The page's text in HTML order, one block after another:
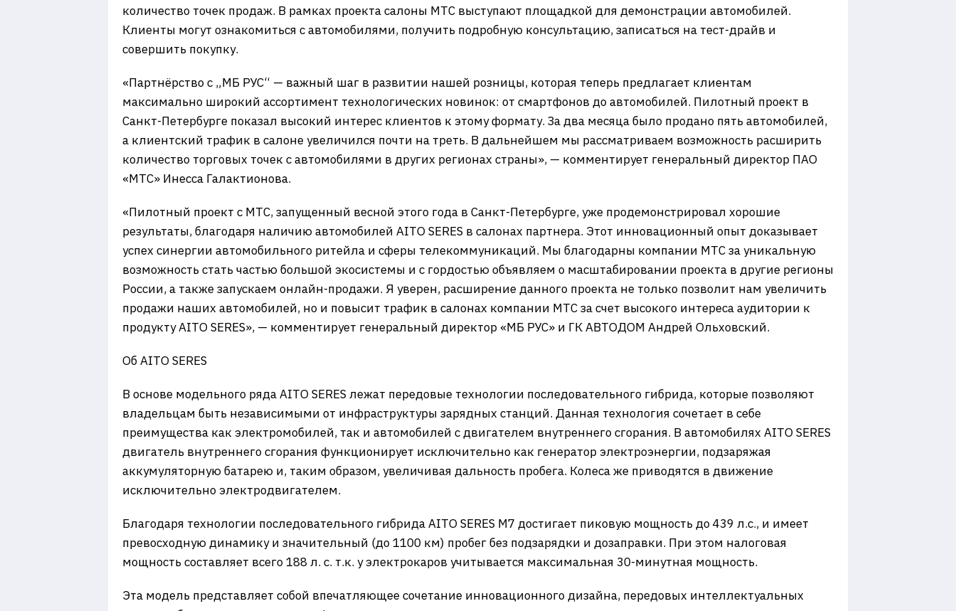
количество точек продаж. В рамках проекта салоны МТС выступают площадкой для демонстрации автомобилей.
Клиенты могут ознакомиться с автомобилями, получить подробную консультацию, записаться на тест-драйв и
совершить покупку.
«Партнёрство с „МБ РУС“ — важный шаг в развитии нашей розницы, которая теперь предлагает клиентам
максимально широкий ассортимент технологических новинок: от смартфонов до автомобилей. Пилотный проект в
Санкт-Петербурге показал высокий интерес клиентов к этому формату. За два месяца было продано пять автомобилей,
а клиентский трафик в салоне увеличился почти на треть. В дальнейшем мы рассматриваем возможность расширить
количество торговых точек с автомобилями в других регионах страны», — комментирует генеральный директор ПАО
«МТС» Инесса Галактионова.
«Пилотный проект с МТС, запущенный весной этого года в Санкт-Петербурге, уже продемонстрировал хорошие
результаты, благодаря наличию автомобилей AITO SERES в салонах партнера. Этот инновационный опыт доказывает
успех синергии автомобильного ритейла и сферы телекоммуникаций. Мы благодарны компании МТС за уникальную
возможность стать частью большой экосистемы и с гордостью объявляем о масштабировании проекта в другие регионы
России, а также запускаем онлайн-продажи. Я уверен, расширение данного проекта не только позволит нам увеличить
продажи наших автомобилей, но и повысит трафик в салонах компании МТС за счет высокого интереса аудитории к
продукту AITO SERES», — комментирует генеральный директор «МБ РУС» и ГК АВТОДОМ Андрей Ольховский.
Об AITO SERES
В основе модельного ряда AITO SERES лежат передовые технологии последовательного гибрида, которые позволяют
владельцам быть независимыми от инфраструктуры зарядных станций. Данная технология сочетает в себе
преимущества как электромобилей, так и автомобилей с двигателем внутреннего сгорания. В автомобилях AITO SERES
двигатель внутреннего сгорания функционирует исключительно как генератор электроэнергии, подзаряжая
аккумуляторную батарею и, таким образом, увеличивая дальность пробега. Колеса же приводятся в движение
исключительно электродвигателем.
Благодаря технологии последовательного гибрида AITO SERES M7 достигает пиковую мощность до 439 л.с., и имеет
превосходную динамику и значительный (до 1100 км) пробег без подзарядки и дозаправки. При этом налоговая
мощность составляет всего 188 л. с. т.к. у электрокаров учитывается максимальная 30-минутная мощность.
Эта модель представляет собой впечатляющее сочетание инновационного дизайна, передовых интеллектуальных